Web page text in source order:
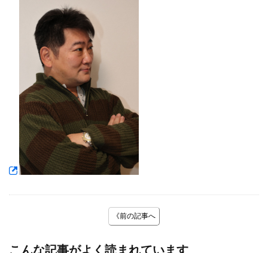
《前の記事へ
こんな記事がよく読まれています